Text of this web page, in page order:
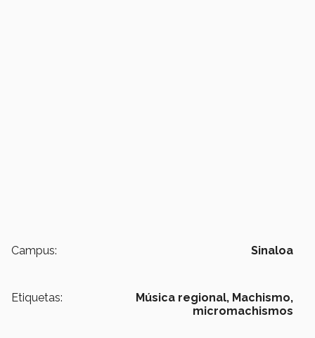
Campus: Sinaloa
Etiquetas: Música regional, Machismo,
micromachismos